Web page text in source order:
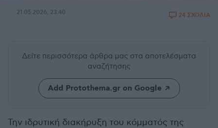
21.05.2026, 23:40 24 ΣΧΟΛΙΑ
Δείτε περισσότερα άρθρα μας στα αποτελέσματα
αναζήτησης
Add Protothema.gr on Google
Την ιδρυτική διακήρυξη του κόμματός της